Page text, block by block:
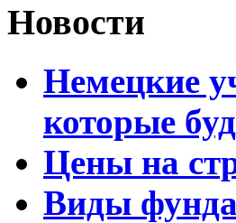
Новости
Немецкие
которые
Цены на
Виды